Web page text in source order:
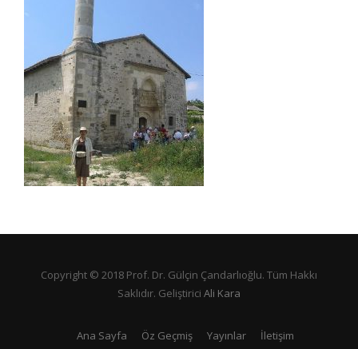
Copyright © 2018 Prof. Dr. Gülçin Çandarlıoğlu. Tüm Hakkı
Saklıdır. Geliştirici Ali Kara
Ana Sayfa Öz Geçmiş Yayınlar İletişim